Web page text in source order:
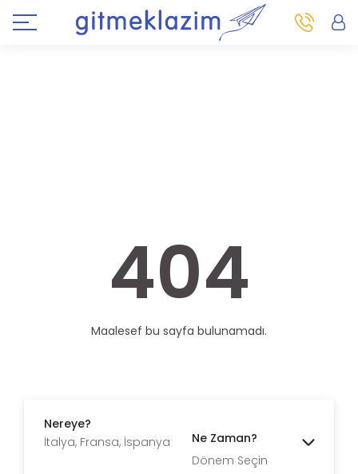
404
Maalesef bu sayfa bulunamadı.
Nereye?
Ne Zaman?
Dönem Seçin